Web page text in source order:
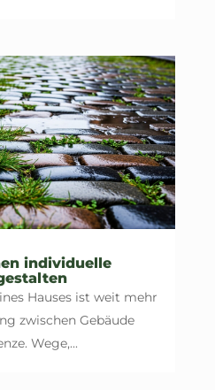
individuelle
Hauses ist weit mehr
zwischen Gebäude
Wege,...